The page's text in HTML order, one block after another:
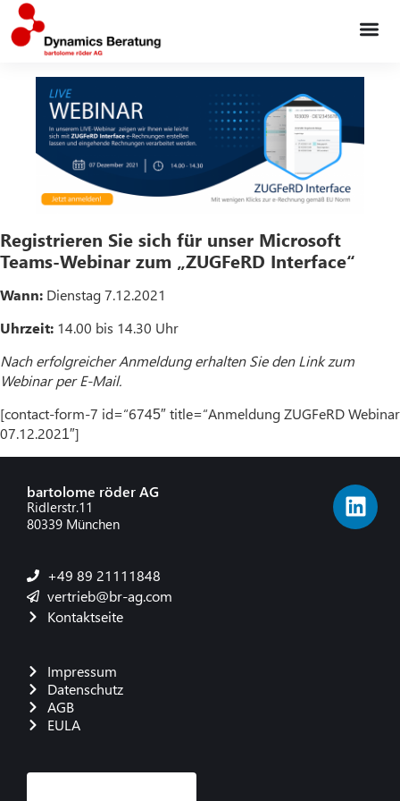
Registrieren Sie sich für unser Microsoft
Teams-Webinar zum „ZUGFeRD Interface“
Wann: Dienstag 7.12.2021
Uhrzeit: 14.00 bis 14.30 Uhr
Nach erfolgreicher Anmeldung erhalten Sie den Link zum
Webinar per E-Mail.
[contact-form-7 id=“6745″ title=“Anmeldung ZUGFeRD Webinar
07.12.2021″]
bartolome röder AG
Ridlerstr.11
80339 München
+49 89 21111848
vertrieb@br-ag.com
Kontaktseite
Impressum
Datenschutz
AGB
EULA